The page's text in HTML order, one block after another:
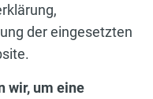
der eingesetzten
wir, um eine